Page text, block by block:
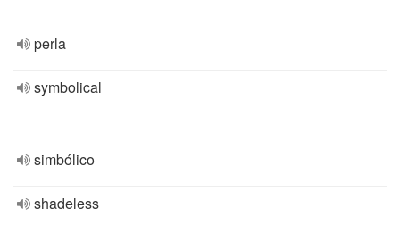
perla
symbolical
simbólico
shadeless